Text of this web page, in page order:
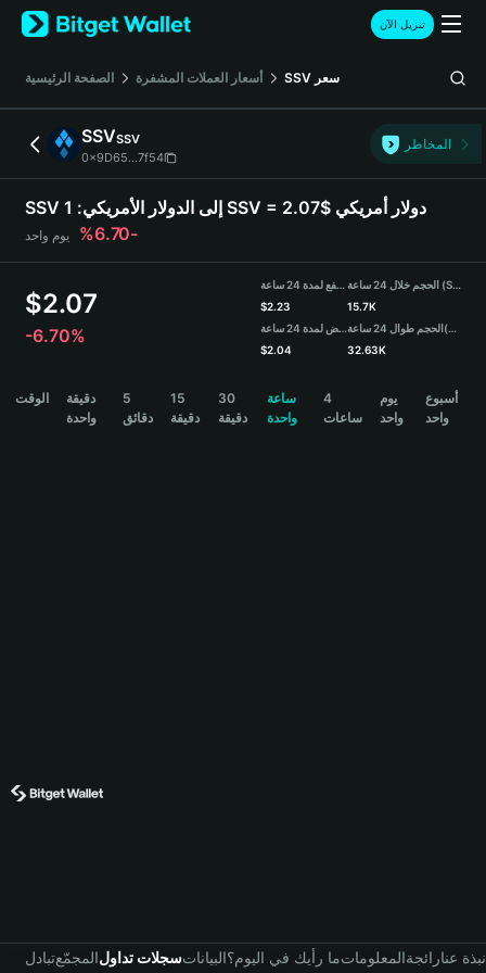
English
日本語
Русский
Español (Latinoamérica)
Türkçe
Deutsch
简体中文
Português (Portugal)
Bahasa Indonesia
বাংলা
تنزيل الآن
الصفحة الرئيسية أسعار العملات المشفرة SSV سعر
SSVSSV
0x9D65...7f54
المخاطر
SSV إلى الدولار الأمريكي:
1 SSV = 2.07$ دولار أمريكي
-6.70%
يوم واحد
$2.07
-6.70%
مرتفع لمدة 24 ساعة
$2.23
منخفض لمدة 24 ساعة
$2.04
الحجم خلال 24 ساعة (SSV)
15.7K
الحجم طوال 24 ساعة(USDT)
32.63K
الوقت
دقيقة
واحدة
5
دقائق
15
دقيقة
30
دقيقة
ساعة
واحدة
4
ساعات
يوم
واحد
أسبوع
واحد
تبادلالمجمّعسجلات تداولالبياناتما رأيك في اليوم؟المعلوماترائجةنبذة عنا